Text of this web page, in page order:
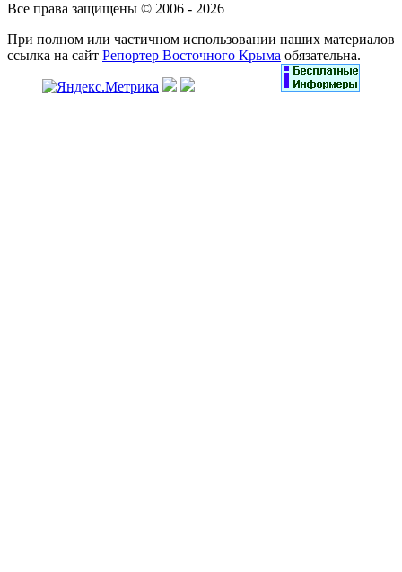
Все права защищены © 2006 - 2026
При полном или частичном использовании наших материалов
ссылка на сайт Репортер Восточного Крыма обязательна.